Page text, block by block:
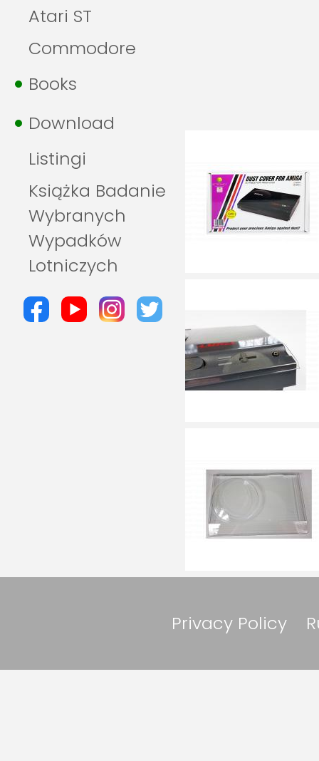
Atari ST
Commodore
Books
Download
Listingi
Książka Badanie
Wybranych
Wypadków
Lotniczych
Privacy Policy